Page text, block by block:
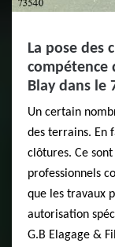
La pose des
compétence
Blay dans le
Un certain
des terrains. En
clôtures. Ce
professionnels
que les travaux
autorisation
G.B Elagage &